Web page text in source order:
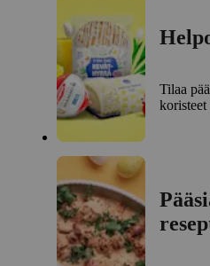
Tilaa
koristeet